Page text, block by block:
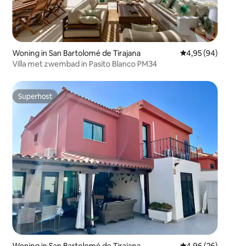
Woning in San Bartolomé de Tirajana Gemiddelde
4,95 (94)
Villa met zwembad in Pasito Blanco PM34
Superhost
Superhost